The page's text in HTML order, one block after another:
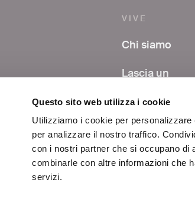
Questo sito web utilizza i cookie
Utilizziamo i cookie per
per analizzare il nostro traffico.
con i nostri partner che si occupano di
combinarle con altre informazioni che
servizi.
VIVE
Chi siamo
Lascia un
Area stampa
Avvisi
Contatti